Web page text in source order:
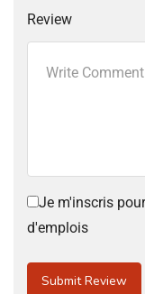
Review
Je m'inscris
d'emplois